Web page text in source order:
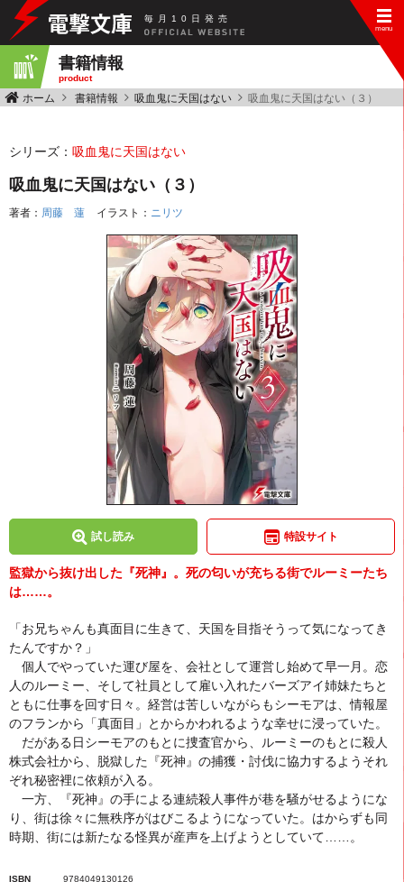
毎 月 10 日 発 売
書籍情報
product
ホーム 書籍情報 吸血鬼に天国はない 吸血鬼に天国はない（３）
シリーズ： 吸血鬼に天国はない
吸血鬼に天国はない（３）
著者： 周藤 蓮 イラスト： ニリツ
試し読み 特設サイト
監獄から抜け出した『死神』。死の匂いが充ちる街でルーミーたち
は……。
「お兄ちゃんも真面目に生きて、天国を目指そうって気になってき
たんですか？」
個人でやっていた運び屋を、会社として運営し始めて早一月。恋
人のルーミー、そして社員として雇い入れたバーズアイ姉妹たちと
ともに仕事を回す日々。経営は苦しいながらもシーモアは、情報屋
のフランから「真面目」とからかわれるような幸せに浸っていた。
だがある日シーモアのもとに捜査官から、ルーミーのもとに殺人
株式会社から、脱獄した『死神』の捕獲・討伐に協力するようそれ
ぞれ秘密裡に依頼が入る。
一方、『死神』の手による連続殺人事件が巷を騒がせるようにな
り、街は徐々に無秩序がはびこるようになっていた。はからずも同
時期、街には新たなる怪異が産声を上げようとしていて……。
ISBN 9784049130126